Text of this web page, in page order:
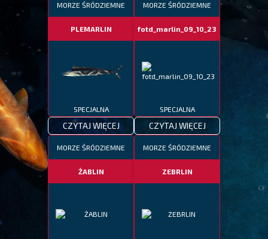
MORZE ŚRÓDZIEMNE
PLEMARLIN
SPECJALNA
CZYTAJ WIĘCEJ
MORZE ŚRÓDZIEMNE
fotd_marlin_09_10_23
SPECJALNA
CZYTAJ WIĘCEJ
MORZE ŚRÓDZIEMNE
ŻABLIN
MORZE ŚRÓDZIEMNE
ZEBRLIN